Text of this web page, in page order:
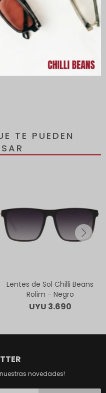
rayos UVA y UVB, que
del sol y reducen el
oculares.
de regalo.
TE PUEDEN
Lentes de Sol Chilli Beans
Rolim - Negro
UYU 3.690
novedades!